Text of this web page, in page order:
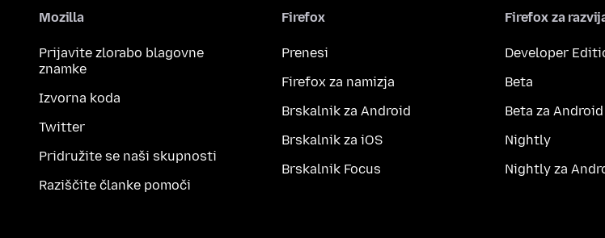
Mozilla
Prijavite zlorabo blagovne
znamke
Izvorna koda
Twitter
Pridružite se naši skupnosti
Raziščite članke pomoči
Firefox
Prenesi
Firefox za namizja
Brskalnik za Android
Brskalnik za iOS
Brskalnik Focus
Firefox za
Developer
Beta
Beta za Android
Nightly
Nightly za